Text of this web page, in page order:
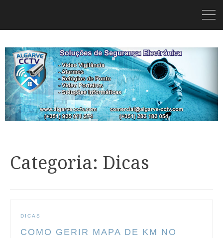
Categoria: Dicas
DICAS
COMO GERIR MAPA DE KM NO